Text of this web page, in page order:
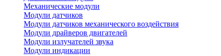
Механические модули
Модули датчиков
Модули датчиков механического воздействия
Модули драйверов двигателей
Модули излучателей звука
Модули индикации